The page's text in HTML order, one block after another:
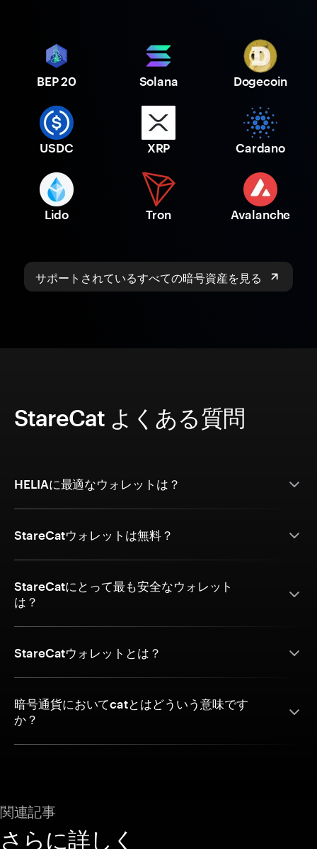
BEP 20 Solana Dogecoin
USDC XRP Cardano
Lido Tron Avalanche
サポートされているすべての暗号資産を見る
StareCat よくある質問
HELIAに最適なウォレットは？
StareCatウォレットは無料？
StareCatにとって最も安全なウォレット
は？
StareCatウォレットとは？
暗号通貨においてcatとはどういう意味です
か？
関連記事
さらに詳しく